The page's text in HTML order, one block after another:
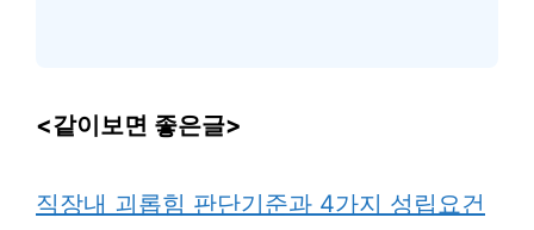
<같이보면 좋은글>
직장내 괴롭힘 판단기준과 4가지 성립요건